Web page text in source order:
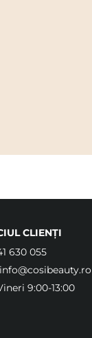
CLIENȚI
630 055
info@cosibeauty.ro
9:00-13:00